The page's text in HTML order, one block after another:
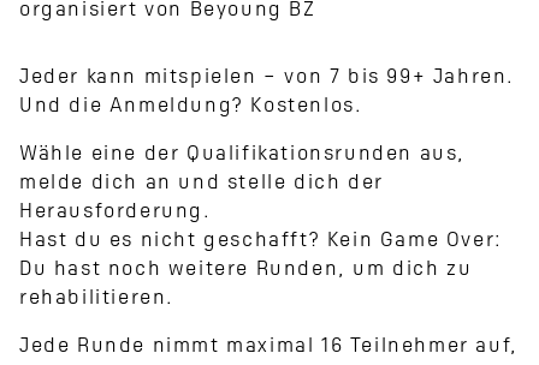
organisiert von Beyoung BZ
Jeder kann mitspielen – von 7 bis 99+ Jahren.
Und die Anmeldung? Kostenlos.
Wähle eine der Qualifikationsrunden aus,
melde dich an und stelle dich der
Herausforderung.
Hast du es nicht geschafft? Kein Game Over:
Du hast noch weitere Runden, um dich zu
rehabilitieren.
Jede Runde nimmt maximal 16 Teilnehmer auf,